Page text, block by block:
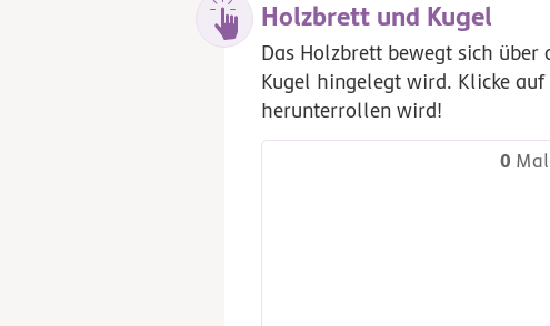
Holzbrett und Kugel
Das Holzbrett bewegt sich
Kugel hingelegt wird. Klicke
herunterrollen wird!
0